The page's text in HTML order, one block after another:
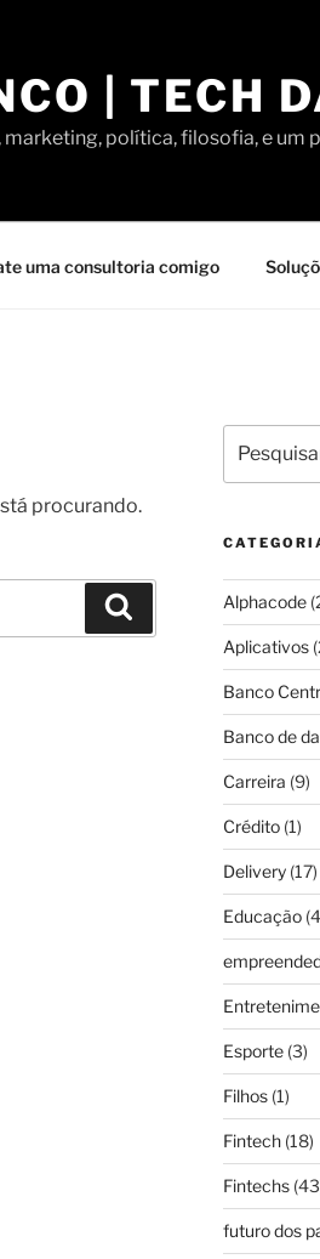
| TECH
política, filosofia, e um
uma consultoria comigo
procurando.
Pesquisar
por:
Alphacode
Aplicativos
Banco
Banco de
Carreira (9)
Crédito(1)
Delivery(17)
Educação
Esporte(3)
Filhos(1)
Fintech(18)
Fintechs
futuro dos